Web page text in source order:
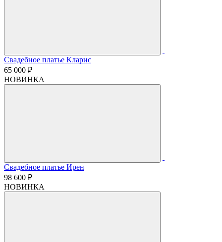
Свадебное платье Кларис
65 000 ₽
НОВИНКА
Свадебное платье Ирен
98 600 ₽
НОВИНКА